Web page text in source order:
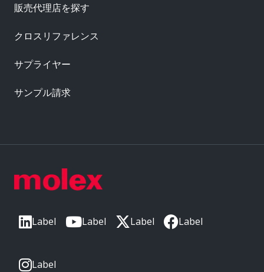
Label Label Label Label
Label
販売代理店を探す
クロスリファレンス
サプライヤー
サンプル請求